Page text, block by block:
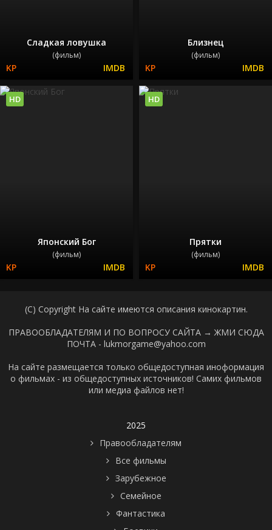
Сладкая ловушка
(фильм)
Близнец
(фильм)
Японский Бог
(фильм)
HD
Прятки
(фильм)
HD
(C) Copyright На сайте имеются описания кинокартин.
ПРАВООБЛАДАТЕЛЯМ И ПО ВОПРОСУ САЙТА → ЖМИ СЮДА
ПОЧТА - lukmorgame@yahoo.com
На сайте размещается только общедоступная иноформация
о фильмах - из общедоступных источников! Самих фильмов
или медиа файлов нет!
2025
Правообладателям
Все фильмы
Зарубежное
Семейное
Фантастика